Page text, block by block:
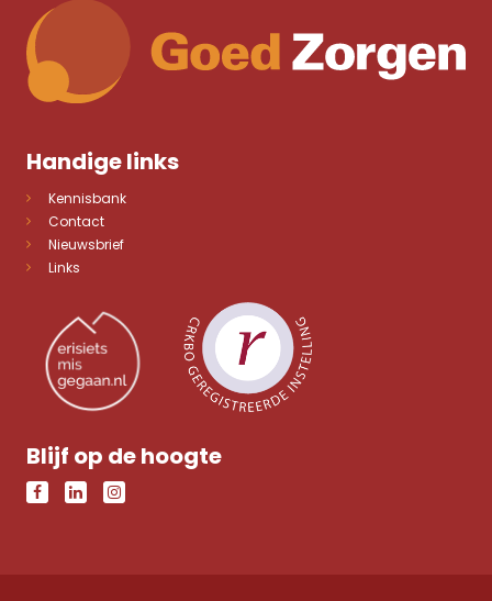
Handige links
Kennisbank
Contact
Nieuwsbrief
Links
Blijf op de hoogte